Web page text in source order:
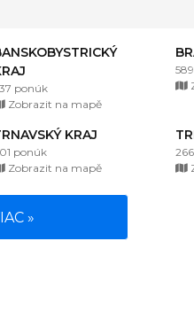
ponúk
Zobrazit na mapě
KRAJ
ponúk
Zobrazit na mapě
»